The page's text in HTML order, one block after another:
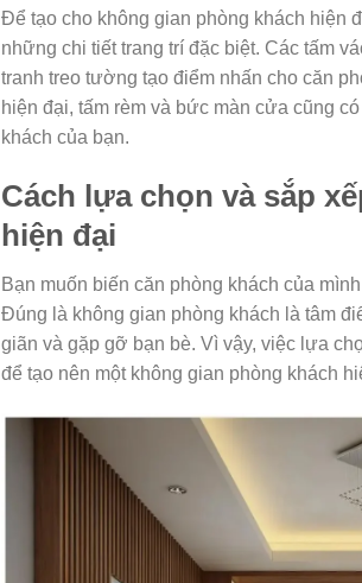
Để tạo cho không gian phòng khách hiện
những chi tiết trang trí đặc biệt. Các tấm
tranh treo tường tạo điểm nhấn cho căn
hiện đại, tấm rèm và bức màn cửa cũng
khách của bạn.
Cách lựa chọn và sắp
hiện đại
Bạn muốn biến căn phòng khách của
Đúng là không gian phòng khách là tâm
giãn và gặp gỡ bạn bè. Vì vậy, việc lựa
để tạo nên một không gian phòng khách